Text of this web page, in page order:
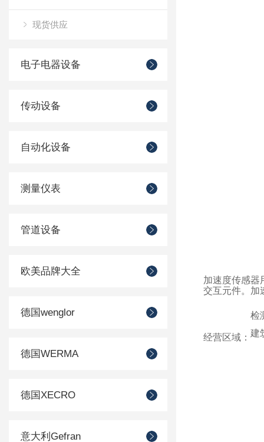
现货供应
电子电器设备
传动设备
自动化设备
测量仪表
管道设备
欧美品牌大全
德国wenglor
德国WERMA
德国XECRO
意大利Gefran
加速度传感器
交互元件。加
经营区域：
检
建